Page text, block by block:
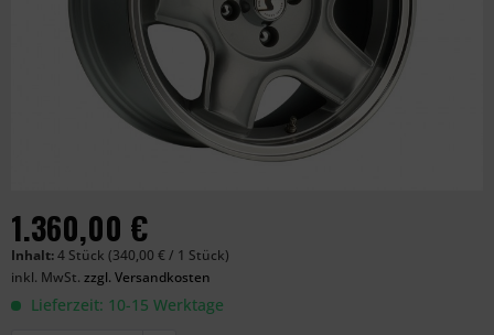
1.360,00 €
Inhalt:4 Stück (340,00 € / 1 Stück)
inkl. MwSt. zzgl. Versandkosten
Lieferzeit: 10-15 Werktage